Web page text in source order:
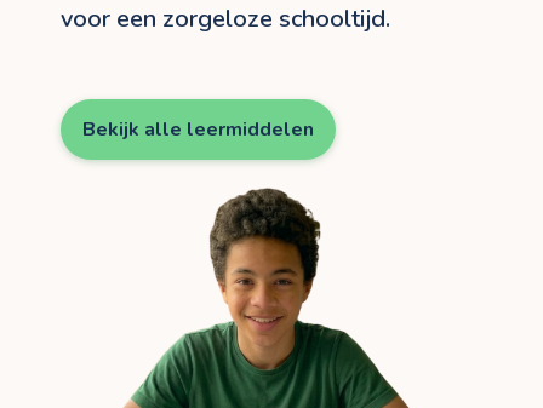
voor een zorgeloze schooltijd.
Bekijk alle leermiddelen